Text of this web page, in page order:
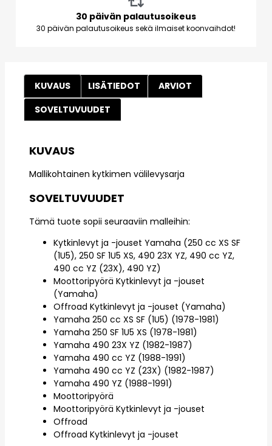
30 päivän palautusoikeus
30 päivän palautusoikeus sekä ilmaiset koonvaihdot!
KUVAUS LISÄTIEDOT
ARVIOT
SOVELTUVUUDET
KUVAUS
Mallikohtainen kytkimen välilevysarja
SOVELTUVUUDET
Tämä tuote sopii seuraaviin malleihin:
Kytkinlevyt ja -jouset Yamaha (250 cc XS SF
(1U5), 250 SF 1U5 XS, 490 23X YZ, 490 cc YZ,
490 cc YZ (23X), 490 YZ)
Moottoripyörä Kytkinlevyt ja -jouset
(Yamaha)
Offroad Kytkinlevyt ja -jouset (Yamaha)
Yamaha 250 cc XS SF (1U5) (1978-1981)
Yamaha 250 SF 1U5 XS (1978-1981)
Yamaha 490 23X YZ (1982-1987)
Yamaha 490 cc YZ (1988-1991)
Yamaha 490 cc YZ (23X) (1982-1987)
Yamaha 490 YZ (1988-1991)
Moottoripyörä
Moottoripyörä Kytkinlevyt ja -jouset
Offroad
Offroad Kytkinlevyt ja -jouset